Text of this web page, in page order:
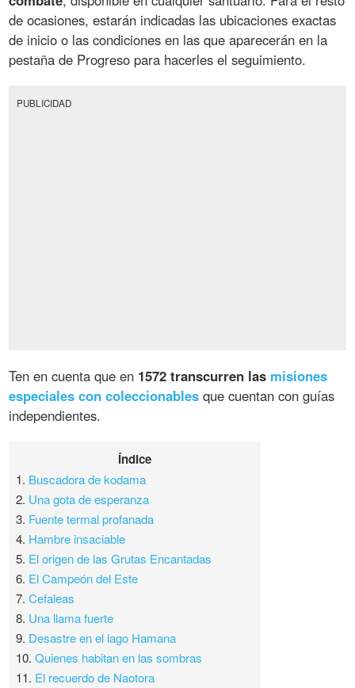
de ocasiones, estarán indicadas las ubicaciones exactas
de inicio o las condiciones en las que aparecerán en la
pestaña de Progreso para hacerles el seguimiento.
PUBLICIDAD
Ten en cuenta que en 1572 transcurren las misiones
especiales con coleccionables que cuentan con guías
independientes.
Índice
1. Buscadora de kodama
2. Una gota de esperanza
3. Fuente termal profanada
4. Hambre insaciable
5. El origen de las Grutas Encantadas
6. El Campeón del Este
7.Cefaleas
8. Una llama fuerte
9. Desastre en el lago Hamana
10.Quienes habitan en las sombras
11. El recuerdo de Naotora